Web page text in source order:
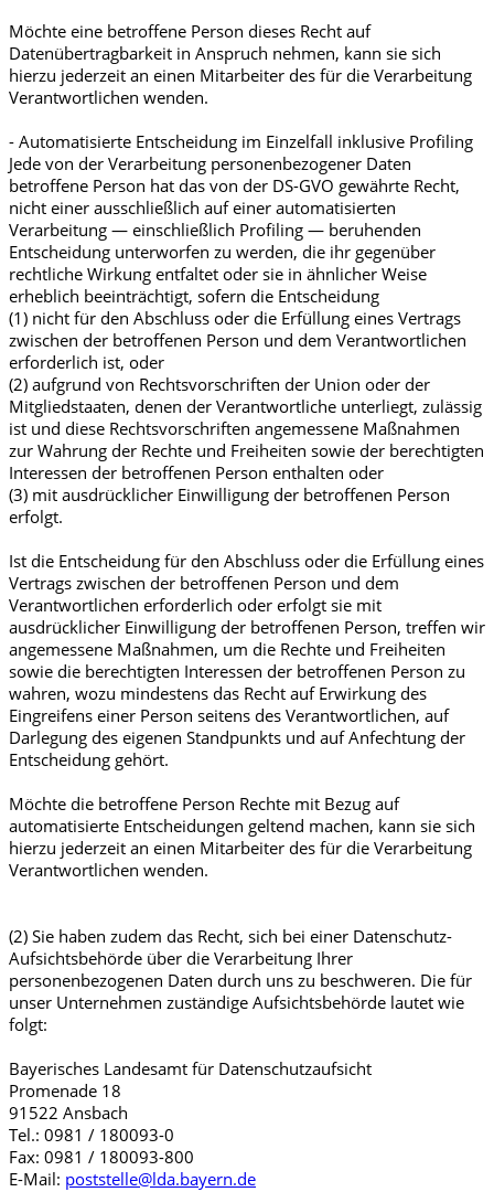
Möchte eine betroffene Person dieses Recht auf
Datenübertragbarkeit in Anspruch nehmen, kann sie sich
hierzu jederzeit an einen Mitarbeiter des für die Verarbeitung
Verantwortlichen wenden.
- Automatisierte Entscheidung im Einzelfall inklusive Profiling
Jede von der Verarbeitung personenbezogener Daten
betroffene Person hat das von der DS-GVO gewährte Recht,
nicht einer ausschließlich auf einer automatisierten
Verarbeitung — einschließlich Profiling — beruhenden
Entscheidung unterworfen zu werden, die ihr gegenüber
rechtliche Wirkung entfaltet oder sie in ähnlicher Weise
erheblich beeinträchtigt, sofern die Entscheidung
(1) nicht für den Abschluss oder die Erfüllung eines Vertrags
zwischen der betroffenen Person und dem Verantwortlichen
erforderlich ist, oder
(2) aufgrund von Rechtsvorschriften der Union oder der
Mitgliedstaaten, denen der Verantwortliche unterliegt, zulässig
ist und diese Rechtsvorschriften angemessene Maßnahmen
zur Wahrung der Rechte und Freiheiten sowie der berechtigten
Interessen der betroffenen Person enthalten oder
(3) mit ausdrücklicher Einwilligung der betroffenen Person
erfolgt.
Ist die Entscheidung für den Abschluss oder die Erfüllung eines
Vertrags zwischen der betroffenen Person und dem
Verantwortlichen erforderlich oder erfolgt sie mit
ausdrücklicher Einwilligung der betroffenen Person, treffen wir
angemessene Maßnahmen, um die Rechte und Freiheiten
sowie die berechtigten Interessen der betroffenen Person zu
wahren, wozu mindestens das Recht auf Erwirkung des
Eingreifens einer Person seitens des Verantwortlichen, auf
Darlegung des eigenen Standpunkts und auf Anfechtung der
Entscheidung gehört.
Möchte die betroffene Person Rechte mit Bezug auf
automatisierte Entscheidungen geltend machen, kann sie sich
hierzu jederzeit an einen Mitarbeiter des für die Verarbeitung
Verantwortlichen wenden.
(2) Sie haben zudem das Recht, sich bei einer Datenschutz-
Aufsichtsbehörde über die Verarbeitung Ihrer
personenbezogenen Daten durch uns zu beschweren. Die für
unser Unternehmen zuständige Aufsichtsbehörde lautet wie
folgt:
Bayerisches Landesamt für Datenschutzaufsicht
Promenade 18
91522 Ansbach
Tel.: 0981 / 180093-0
Fax: 0981 / 180093-800
E-Mail: poststelle@lda.bayern.de